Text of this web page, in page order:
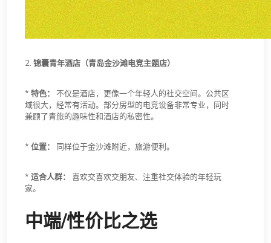
2. 锦囊青年酒店（青岛金沙滩电竞主题店）
* 特色：
不仅是酒店，更像一个年轻人的社交空间。公共区
域很大，经常有活动。部分房型的电竞设备非常专业，同时
兼顾了青旅的趣味性和酒店的私密性。
* 位置： 同样位于金沙滩附近，旅游便利。
* 适合人群：
喜欢交喜欢交朋友、注重社交体验的年轻玩
家。
中端/性价比之选